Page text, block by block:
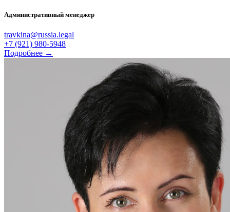
Административный менеджер
travkina@russia.legal
+7 (921) 980-5948
Подробнее →